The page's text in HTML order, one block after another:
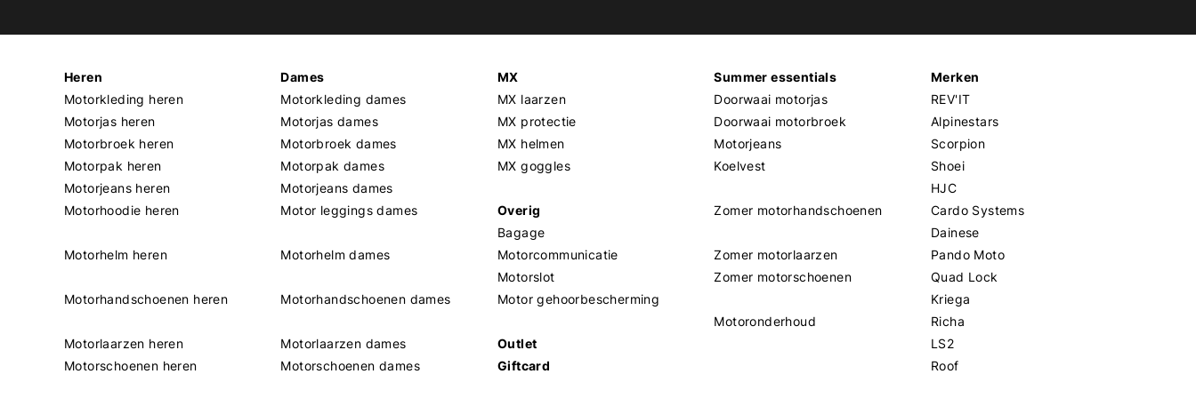
Heren
Motorkleding heren
Motorjas heren
Motorbroek heren
Motorpak heren
Motorjeans heren
Motorhoodie heren
Motorhelm heren
Motorhandschoenen heren
Motorlaarzen heren
Motorschoenen heren
Dames
Motorkleding dames
Motorjas dames
Motorbroek dames
Motorpak dames
Motorjeans dames
Motor leggings dames
Motorhelm dames
Motorhandschoenen dames
Motorlaarzen dames
Motorschoenen dames
MX
MX laarzen
MX protectie
MX helmen
MX goggles
Overig
Bagage
Motorcommunicatie
Motorslot
Motor gehoorbescherming
Outlet
Giftcard
Summer essentials
Doorwaai motorjas
Doorwaai motorbroek
Motorjeans
Koelvest
Zomer motorhandschoenen
Zomer motorlaarzen
Zomer motorschoenen
Motoronderhoud
Merken
REV'IT
Alpinestars
Scorpion
Shoei
HJC
Cardo Systems
Dainese
Pando Moto
Quad Lock
Kriega
Richa
LS2
Roof